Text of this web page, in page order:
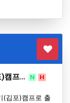
)캠프… N H
김포)캠프로 출